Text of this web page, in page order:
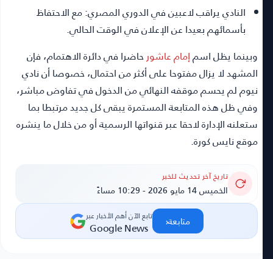
النادي يراقب لاعبين في الدوري المصري:مع الاحتفاظ
بأسمائهم بعيدا عن الإعلان في الوقت الحالي.
وبينما يظل اسمإمام عاشورحاضرا في دائرة الاهتمام، فإن
المشهد لا يزال مفتوحا على أكثر من احتمال، خصوصا أن نادي
نيوم لم يحسم موقفه النهائي من الدخول في تفاوض مباشر،
وفي ظل هذه المتابعة المستمرة يبقى كل جديد مرتبطا بما
ستعلنه الإدارة لاحقا عبر قنواتها الرسمية أو من خلال ما ينشره
موقع نايس كورة.
تاريخ آخر تحديث للخبر
الخميس 14 مايو 2026 - 10:29 مساءً
تابع الآن أهم الأخبار عبر
Google News متابعة‹